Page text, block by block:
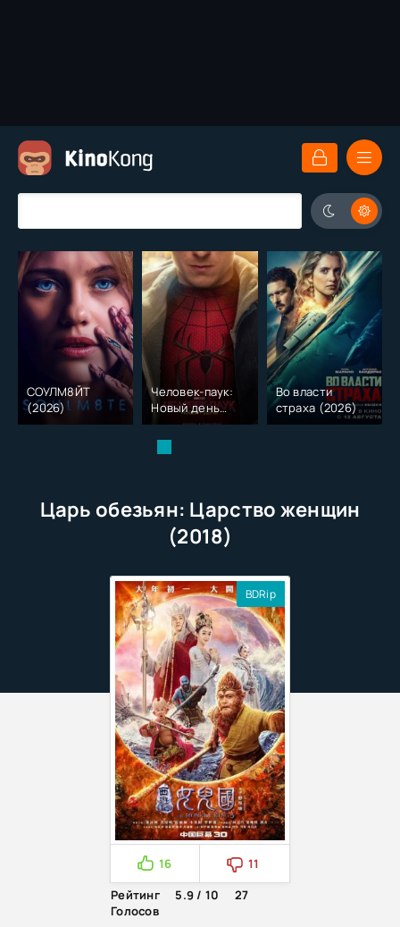
СОУЛМ8ЙТ
(2026)
Человек-паук:
Новый день
(2026)
Во власти
страха (2026)
Царь обезьян: Царство женщин
(2018)
BDRip
16
11
Рейтинг
5.9 / 10
27
Голосов